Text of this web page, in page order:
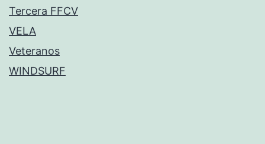
Tercera FFCV
VELA
Veteranos
WINDSURF